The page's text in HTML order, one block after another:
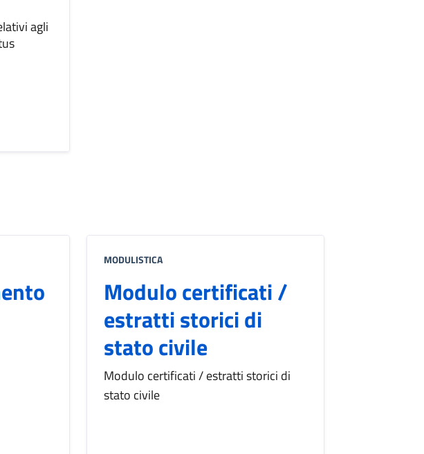
agli
MODULISTICA
Modulo certificati /
estratti storici di
stato civile
Modulo certificati / estratti storici di
stato civile